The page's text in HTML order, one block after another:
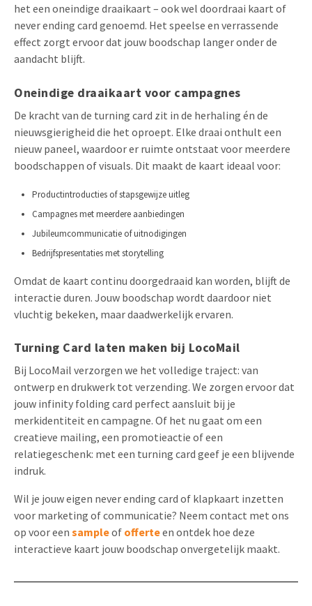
het een oneindige draaikaart – ook wel doordraai kaart of
never ending card genoemd. Het speelse en verrassende
effect zorgt ervoor dat jouw boodschap langer onder de
aandacht blijft.
Oneindige draaikaart voor campagnes
De kracht van de turning card zit in de herhaling én de
nieuwsgierigheid die het oproept. Elke draai onthult een
nieuw paneel, waardoor er ruimte ontstaat voor meerdere
boodschappen of visuals. Dit maakt de kaart ideaal voor:
Productintroducties of stapsgewijze uitleg
Campagnes met meerdere aanbiedingen
Jubileumcommunicatie of uitnodigingen
Bedrijfspresentaties met storytelling
Omdat de kaart continu doorgedraaid kan worden, blijft de
interactie duren. Jouw boodschap wordt daardoor niet
vluchtig bekeken, maar daadwerkelijk ervaren.
Turning Card laten maken bij LocoMail
Bij LocoMail verzorgen we het volledige traject: van
ontwerp en drukwerk tot verzending. We zorgen ervoor dat
jouw infinity folding card perfect aansluit bij je
merkidentiteit en campagne. Of het nu gaat om een
creatieve mailing, een promotieactie of een
relatiegeschenk: met een turning card geef je een blijvende
indruk.
Wil je jouw eigen never ending card of klapkaart inzetten
voor marketing of communicatie? Neem contact met ons
op voor een sampleof offerteen ontdek hoe deze
interactieve kaart jouw boodschap onvergetelijk maakt.